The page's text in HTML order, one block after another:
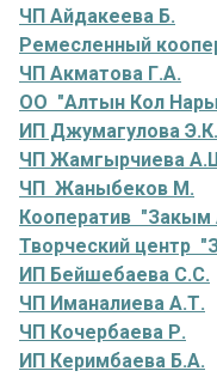
ЧП Айдакеева Б.
Ремесленный
ЧП Акматова Г.А.
ОО "Алтын Кол
ИП Джумагулова Э.К.
ЧП Жамгырчиева
ЧП Жаныбеков М.
Кооператив
Творческий центр
ИП Бейшебаева С.С.
ЧП Иманалиева А.Т.
ЧП Кочербаева Р.
ИП Керимбаева Б.А.